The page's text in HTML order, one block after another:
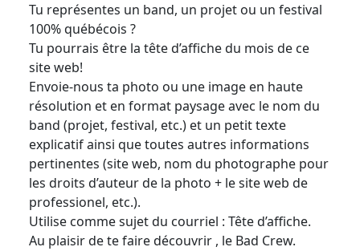
Tu représentes un band, un projet ou un festival
100% québécois ?
Tu pourrais être la tête d’affiche du mois de ce
site web!
Envoie-nous ta photo ou une image en haute
résolution et en format paysage avec le nom du
band (projet, festival, etc.) et un petit texte
explicatif ainsi que toutes autres informations
pertinentes (site web, nom du photographe pour
les droits d’auteur de la photo + le site web de
professionel, etc.).
Utilise comme sujet du courriel : Tête d’affiche.
Au plaisir de te faire découvrir , le Bad Crew.